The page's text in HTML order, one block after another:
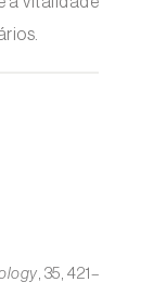
, 35, 421–